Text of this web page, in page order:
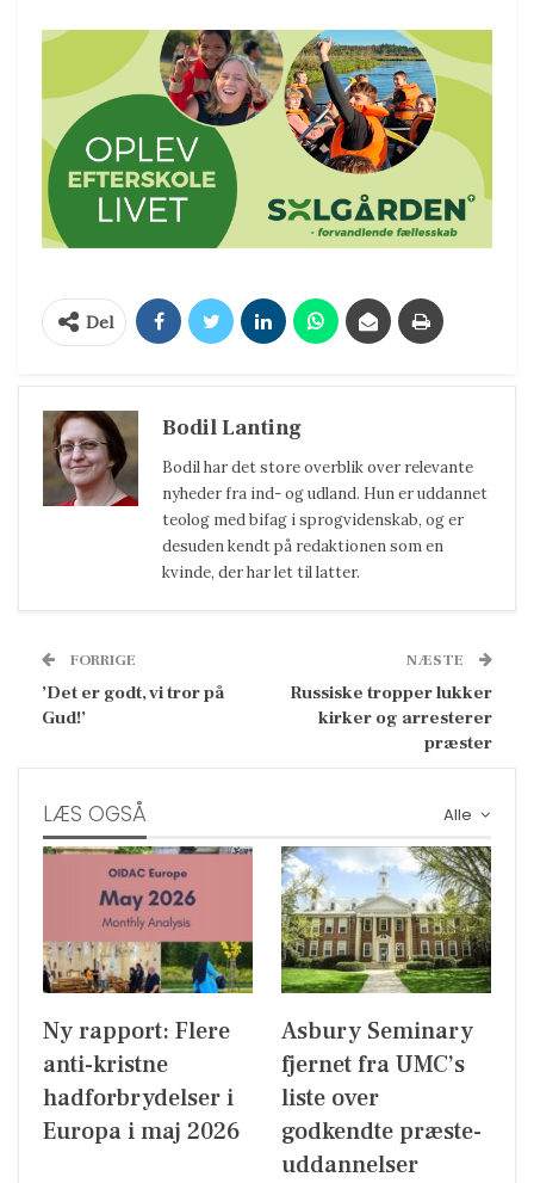
Del
Bodil Lanting
Bodil har det store overblik over relevante
nyheder fra ind- og udland. Hun er uddannet
teolog med bifag i sprogvidenskab, og er
desuden kendt på redaktionen som en
kvinde, der har let til latter.
FORRIGE
’Det er godt, vi tror på
Gud!’
NÆSTE
Russiske tropper lukker
kirker og arresterer
præster
Alle
LÆS OGSÅ
Ny rapport: Flere
anti-kristne
hadforbrydelser i
Europa i maj 2026
Asbury Seminary
fjernet fra UMC’s
liste over
godkendte præste-
uddannelser